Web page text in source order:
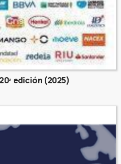
edición (2025)